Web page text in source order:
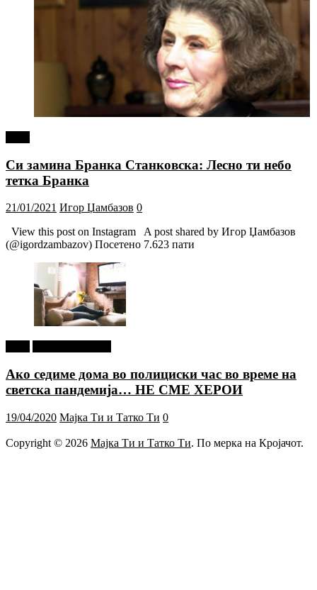
Си замина Бранка Станковска: Лесно ти небо
тетка Бранка
21/01/2021 Игор Џамбазов 0
View this post on Instagram A post shared by Игор Џамбазов
(@igordzambazov) Посетено 7.623 пати
Ако седиме дома во полициски час во време на
светска пандемија… НЕ СМЕ ХЕРОИ
19/04/2020 Мајка Ти и Татко Ти 0
Copyright © 2026 Мајка Ти и Татко Ти. По мерка на Кројачот.